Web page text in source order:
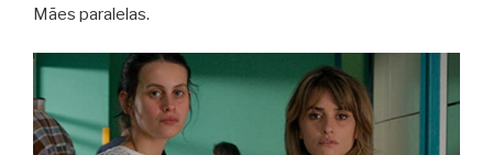
Mães paralelas.